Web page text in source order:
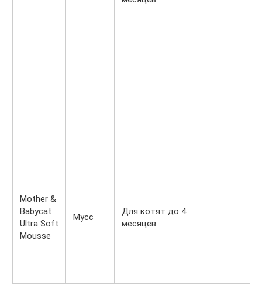
Mother &
Babycat
Ultra Soft
Mousse
Мусс
Для котят до 4
месяцев